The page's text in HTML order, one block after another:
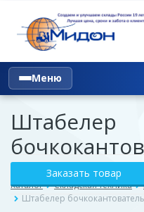
Меню
Штабелер
Каталог Складская техника
Штабелер
Заказать товар